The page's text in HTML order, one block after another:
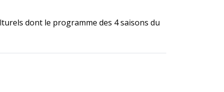
dont le programme des 4 saisons du